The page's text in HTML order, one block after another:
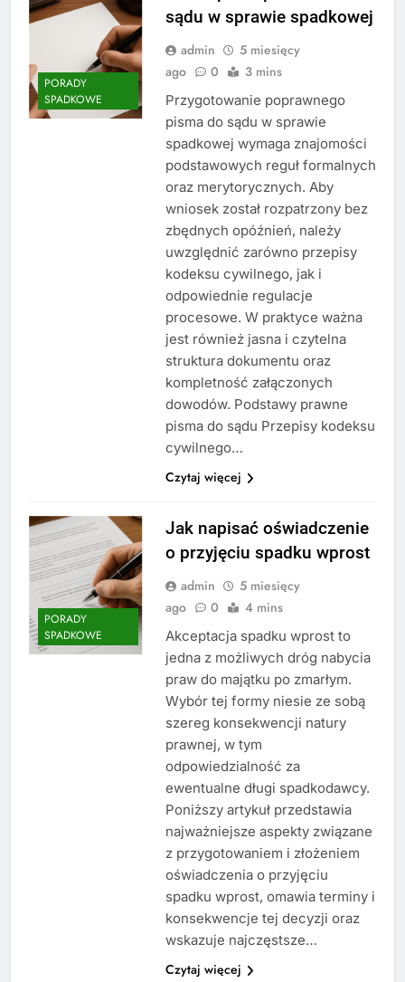
PORADY
SPADKOWE
sądu w sprawie spadkowej
admin
5 miesięcy
ago
0 3 mins
Przygotowanie poprawnego
pisma do sądu w sprawie
spadkowej wymaga znajomości
podstawowych reguł formalnych
oraz merytorycznych. Aby
wniosek został rozpatrzony bez
zbędnych opóźnień, należy
uwzględnić zarówno przepisy
kodeksu cywilnego, jak i
odpowiednie regulacje
procesowe. W praktyce ważna
jest również jasna i czytelna
struktura dokumentu oraz
kompletność załączonych
dowodów. Podstawy prawne
pisma do sądu Przepisy kodeksu
cywilnego…
Czytaj więcej
PORADY
SPADKOWE
Jak napisać oświadczenie
o przyjęciu spadku wprost
admin
5 miesięcy
ago
0 4 mins
Akceptacja spadku wprost to
jedna z możliwych dróg nabycia
praw do majątku po zmarłym.
Wybór tej formy niesie ze sobą
szereg konsekwencji natury
prawnej, w tym
odpowiedzialność za
ewentualne długi spadkodawcy.
Poniższy artykuł przedstawia
najważniejsze aspekty związane
z przygotowaniem i złożeniem
oświadczenia o przyjęciu
spadku wprost, omawia terminy i
konsekwencje tej decyzji oraz
wskazuje najczęstsze…
Czytaj więcej